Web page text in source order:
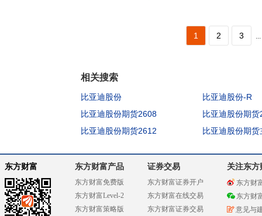
1 2 3 ...
相关搜索
比亚迪股份
比亚迪股份-R
比亚迪股份期货2608
比亚迪股份期
比亚迪股份期货2612
比亚迪股份期货
东方财富 东方财富产品
东方财富免费版
东方财富Level-2
东方财富策略版
证券交易
东方财富证券开户
东方财富在线交易
东方财富证券交易
关注东方
东方财
东方财
意见与